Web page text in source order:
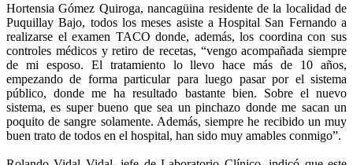
Hortensia Gómez Quiroga, nancagüina residente de la localidad de
Puquillay Bajo, todos los meses asiste a Hospital San Fernando a
realizarse el examen TACO donde, además, los coordina con sus
controles médicos y retiro de recetas, “vengo acompañada siempre
de mi esposo. El tratamiento lo llevo hace más de 10 años,
empezando de forma particular para luego pasar por el sistema
público, donde me ha resultado bastante bien. Sobre el nuevo
sistema, es super bueno que sea un pinchazo donde me sacan un
poquito de sangre solamente. Además, siempre he recibido un muy
buen trato de todos en el hospital, han sido muy amables conmigo”.